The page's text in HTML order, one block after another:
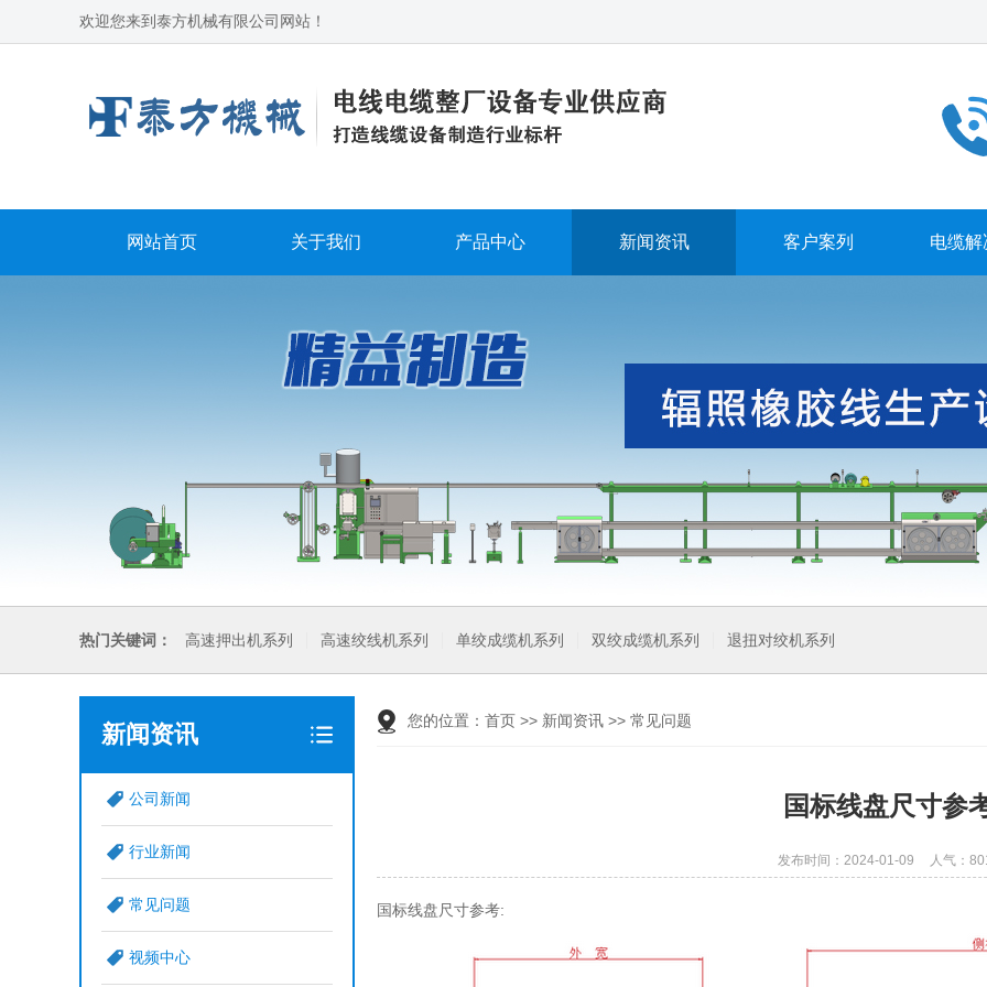
欢迎您来到泰方机械有限公司网站！
网站首页 关于我们 产品中心 新闻资讯 客户案列 电缆解
热门关键词： 高速押出机系列 高速绞线机系列 单绞成缆机系列 双绞成缆机系列 退扭对绞机系列
新闻资讯
公司新闻
行业新闻
常见问题
视频中心
您的位置： 首页 >> 新闻资讯 >> 常见问题
国标线盘尺寸参
发布时间：2024-01-09 人气：
国标线盘尺寸参考: